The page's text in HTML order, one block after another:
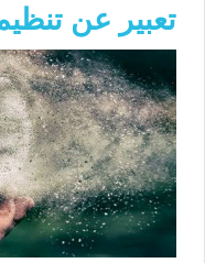
تعبير عن